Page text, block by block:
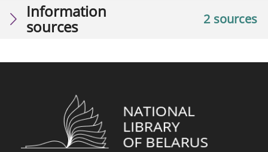
2 sources
Information
sources